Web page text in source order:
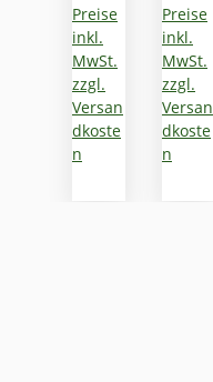
Preise
inkl.
MwSt.
zzgl.
Versan
dkoste
n
Preise
inkl.
MwSt.
zzgl.
Versan
dkoste
n